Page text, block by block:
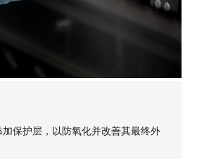
保护层，以防氧化并改善其最终外